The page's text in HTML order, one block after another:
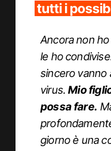
tutti i
Ancora non
le ho
sincero vanno
virus.Mio
possa fare.
giorno è una